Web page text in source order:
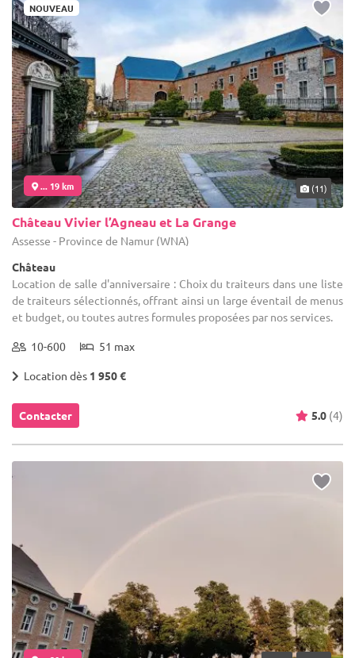
NOUVEAU
... 19 km (11)
Château Vivier l’Agneau et La Grange
Assesse - Province de Namur (WNA)
Château
Location de salle d'anniversaire : Choix du traiteurs dans une liste
de traiteurs sélectionnés, offrant ainsi un large éventail de menus
et budget, ou toutes autres formules proposées par nos services.
10-600 51 max
Location dès 1 950 €
Contacter 5.0 (4)